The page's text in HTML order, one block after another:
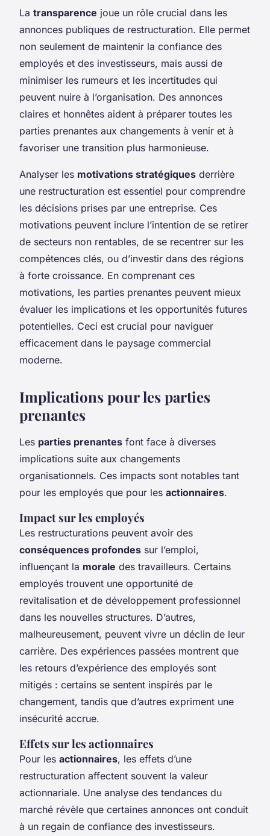
La transparence joue un rôle crucial dans les
annonces publiques de restructuration. Elle permet
non seulement de maintenir la confiance des
employés et des investisseurs, mais aussi de
minimiser les rumeurs et les incertitudes qui
peuvent nuire à l’organisation. Des annonces
claires et honnêtes aident à préparer toutes les
parties prenantes aux changements à venir et à
favoriser une transition plus harmonieuse.
Analyser les motivations stratégiques derrière
une restructuration est essentiel pour comprendre
les décisions prises par une entreprise. Ces
motivations peuvent inclure l’intention de se retirer
de secteurs non rentables, de se recentrer sur les
compétences clés, ou d’investir dans des régions
à forte croissance. En comprenant ces
motivations, les parties prenantes peuvent mieux
évaluer les implications et les opportunités futures
potentielles. Ceci est crucial pour naviguer
efficacement dans le paysage commercial
moderne.
Implications pour les parties
prenantes
Les parties prenantes font face à diverses
implications suite aux changements
organisationnels. Ces impacts sont notables tant
pour les employés que pour les actionnaires.
Impact sur les employés
Les restructurations peuvent avoir des
conséquences profondes sur l’emploi,
influençant la morale des travailleurs. Certains
employés trouvent une opportunité de
revitalisation et de développement professionnel
dans les nouvelles structures. D’autres,
malheureusement, peuvent vivre un déclin de leur
carrière. Des expériences passées montrent que
les retours d’expérience des employés sont
mitigés : certains se sentent inspirés par le
changement, tandis que d’autres expriment une
insécurité accrue.
Effets sur les actionnaires
Pour les actionnaires, les effets d’une
restructuration affectent souvent la valeur
actionnariale. Une analyse des tendances du
marché révèle que certaines annonces ont conduit
à un regain de confiance des investisseurs.